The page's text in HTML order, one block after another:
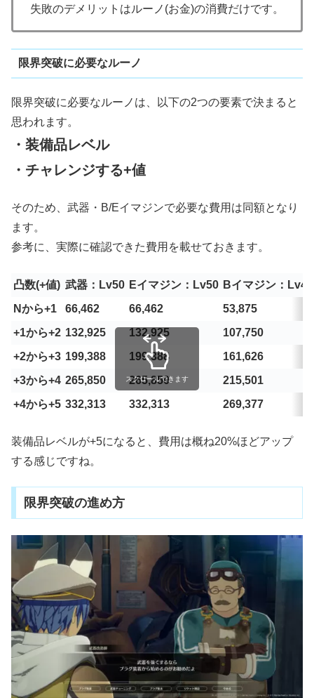
失敗のデメリットはルーノ(お金)の消費だけです。
限界突破に必要なルーノ
限界突破に必要なルーノは、以下の2つの要素で決まると
思われます。
・装備品レベル
・チャレンジする+値
そのため、武器・B/Eイマジンで必要な費用は同額となり
ます。
参考に、実際に確認できた費用を載せておきます。
凸数(+値) 武器：Lv50 Eイマジン：Lv50 Bイマジン：Lv45
Nから+1
66,462 66,462
53,875
+1から+2 132,925 132,925
107,750
+2から+3 199,388 199,388
161,626
+3から+4 265,850 265,850
215,501
+4から+5 332,313 332,313 269,377
スクロールできます
装備品レベルが+5になると、費用は概ね20%ほどアップ
する感じですね。
限界突破の進め方